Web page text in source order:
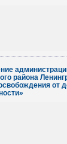
района
от